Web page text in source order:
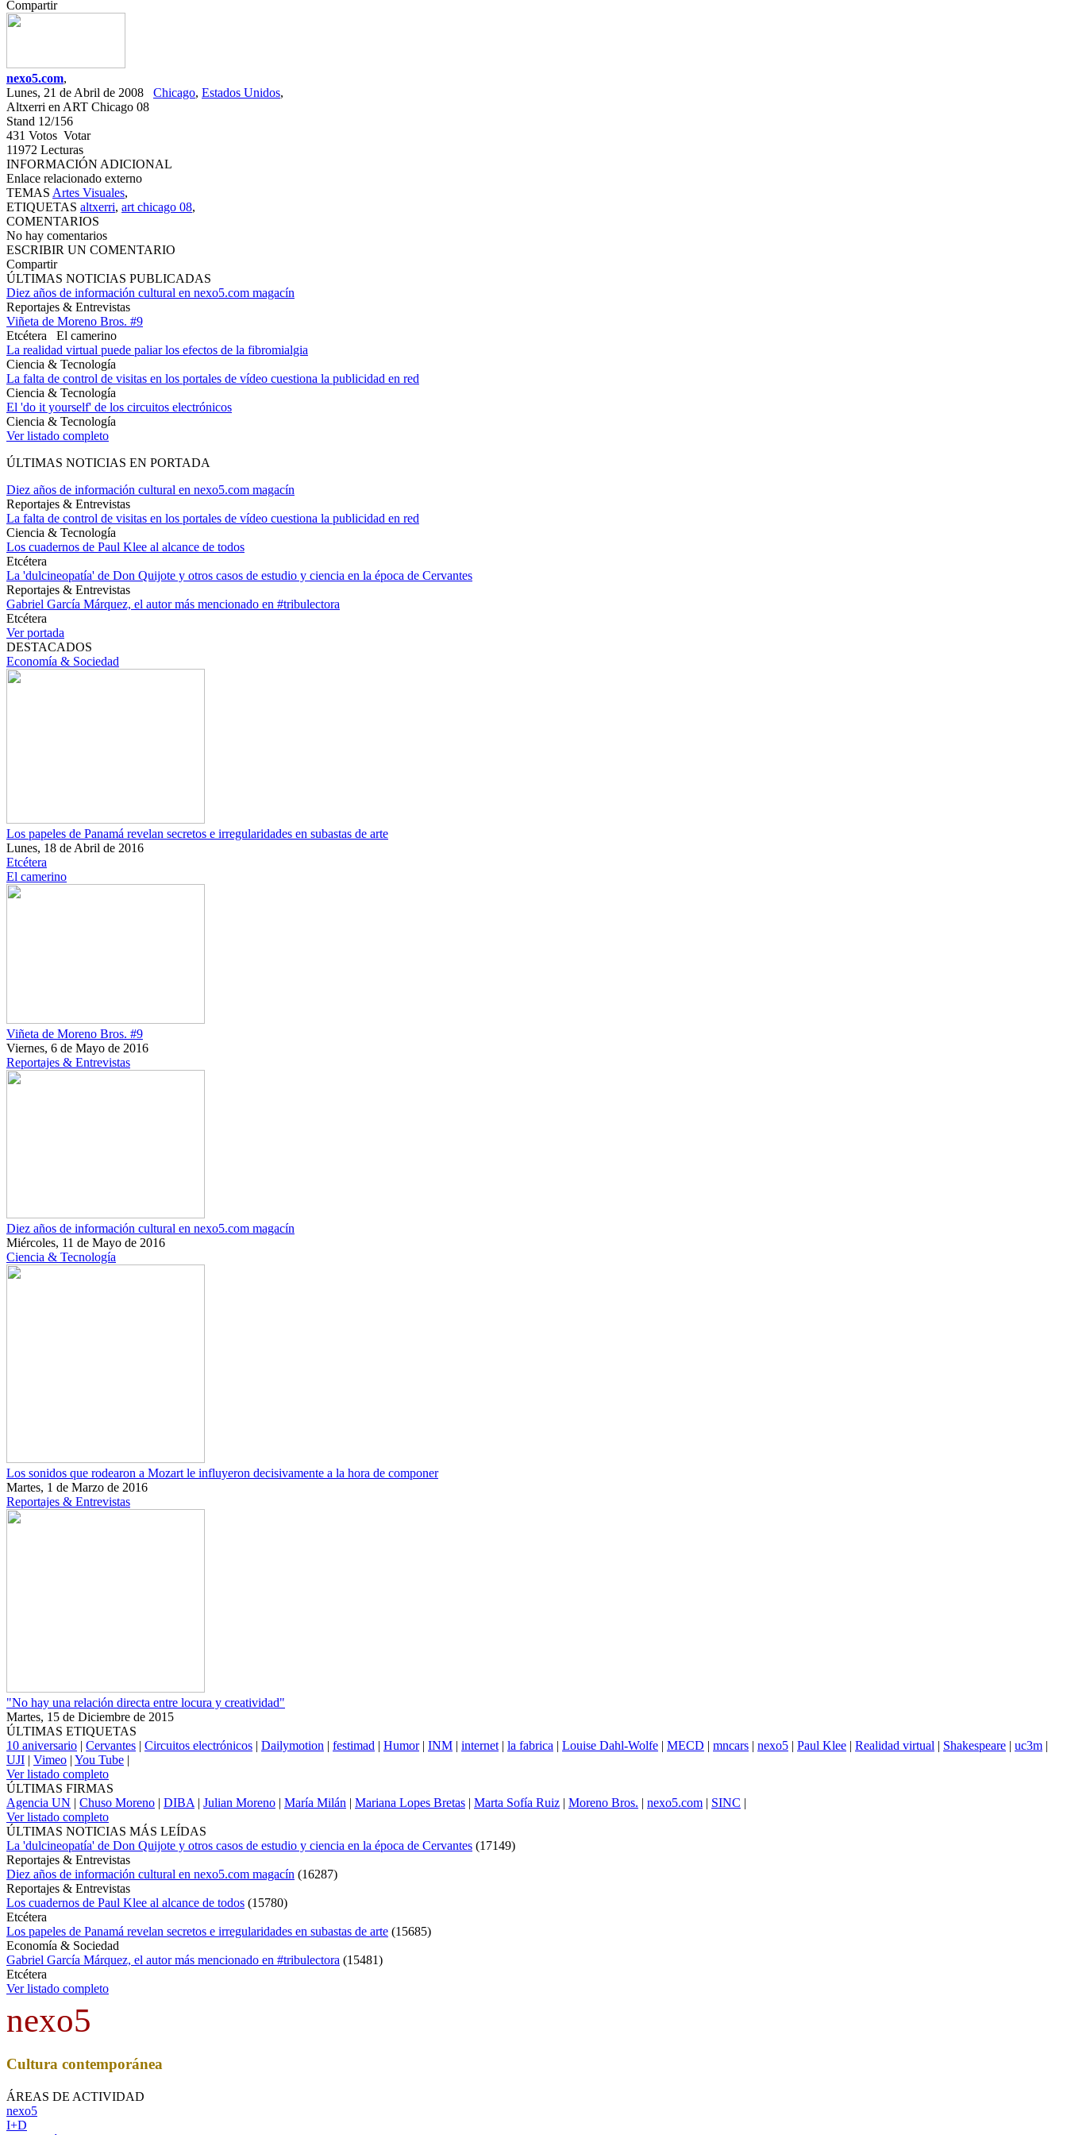
Compartir
nexo5.com,
Lunes, 21 de Abril de 2008 Chicago, Estados Unidos,
Altxerri en ART Chicago 08
Stand 12/156
431 Votos Votar
11972 Lecturas
INFORMACIÓN ADICIONAL
Enlace relacionado externo
TEMAS Artes Visuales,
ETIQUETAS altxerri, art chicago 08,
COMENTARIOS
No hay comentarios
ESCRIBIR UN COMENTARIO
Compartir
ÚLTIMAS NOTICIAS PUBLICADAS
Diez años de información cultural en nexo5.com magacín
Reportajes & Entrevistas
Viñeta de Moreno Bros. #9
Etcétera
El camerino
La realidad virtual puede paliar los efectos de la fibromialgia
Ciencia & Tecnología
La falta de control de visitas en los portales de vídeo cuestiona la publicidad en red
Ciencia & Tecnología
El 'do it yourself' de los circuitos electrónicos
Ciencia & Tecnología
Ver listado completo
ÚLTIMAS NOTICIAS EN PORTADA
Diez años de información cultural en nexo5.com magacín
Reportajes & Entrevistas
La falta de control de visitas en los portales de vídeo cuestiona la publicidad en red
Ciencia & Tecnología
Los cuadernos de Paul Klee al alcance de todos
Etcétera
La 'dulcineopatía' de Don Quijote y otros casos de estudio y ciencia en la época de Cervantes
Reportajes & Entrevistas
Gabriel García Márquez, el autor más mencionado en #tribulectora
Etcétera
Ver portada
DESTACADOS
Economía & Sociedad
Los papeles de Panamá revelan secretos e irregularidades en subastas de arte
Lunes, 18 de Abril de 2016
Etcétera
El camerino
Viñeta de Moreno Bros. #9
Viernes, 6 de Mayo de 2016
Reportajes & Entrevistas
Diez años de información cultural en nexo5.com magacín
Miércoles, 11 de Mayo de 2016
Ciencia & Tecnología
Los sonidos que rodearon a Mozart le influyeron decisivamente a la hora de componer
Martes, 1 de Marzo de 2016
Reportajes & Entrevistas
"No hay una relación directa entre locura y creatividad"
Martes, 15 de Diciembre de 2015
ÚLTIMAS ETIQUETAS
10 aniversario | Cervantes | Circuitos electrónicos | Dailymotion | festimad | Humor| INM | internet | la fabrica | Louise Dahl-Wolfe | MECD | mncars | nexo5 | Paul Klee | Realidad virtual | Shakespeare | uc3m |
UJI | Vimeo | You Tube |
Ver listado completo
ÚLTIMAS FIRMAS
Agencia UN | Chuso Moreno | DIBA | Julian Moreno | María Milán | Mariana Lopes Bretas | Marta Sofía Ruiz | Moreno Bros. | nexo5.com | SINC |
Ver listado completo
ÚLTIMAS NOTICIAS MÁS LEÍDAS
La 'dulcineopatía' de Don Quijote y otros casos de estudio y ciencia en la época de Cervantes (17149)
Reportajes & Entrevistas
Diez años de información cultural en nexo5.com magacín (16287)
Reportajes & Entrevistas
Los cuadernos de Paul Klee al alcance de todos (15780)
Etcétera
Los papeles de Panamá revelan secretos e irregularidades en subastas de arte (15685)
Economía & Sociedad
Gabriel García Márquez, el autor más mencionado en #tribulectora (15481)
Etcétera
Ver listado completo
nexo5
Cultura contemporánea
ÁREAS DE ACTIVIDAD
nexo5
I+D